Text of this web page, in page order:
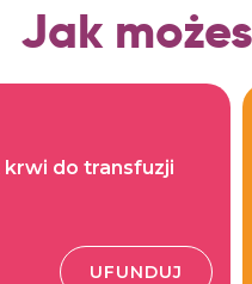
Jak
do transfuzji
UFUNDUJ